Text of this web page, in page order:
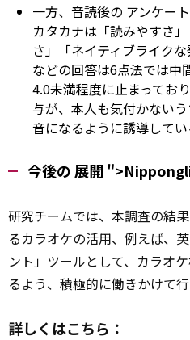
一方、音読後の アンケート
カタカナは「読みやすさ
さ」「ネイティブライク
などの回答は6点法では中
4.0未満程度に止まってお
与が、本人も気付かない
音になるように誘導して
今後の 展開
研究チームでは、本調査の結
るカラオケの活用、例えば、
ント」ツールとして、カラオ
るよう、積極的に働きかけて
詳しくはこちら：